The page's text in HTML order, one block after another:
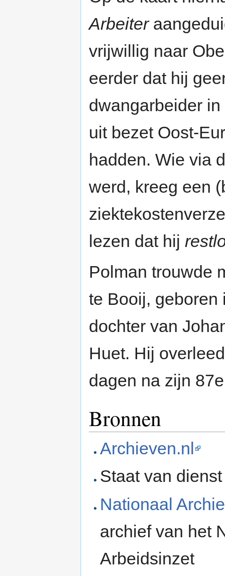
Arbeiter
vrijwillig naar
eerder dat hij
dwangarbeider
uit bezet Oost-
hadden. Wie via
werd, kreeg een
lezen dat hij
Polman trouwde
te Booij,
dochter van
Huet. Hij
dagen na zijn
Bronnen
Archieven.nl
Staat van
Nationaal
archief van het
Arbeidsinzet